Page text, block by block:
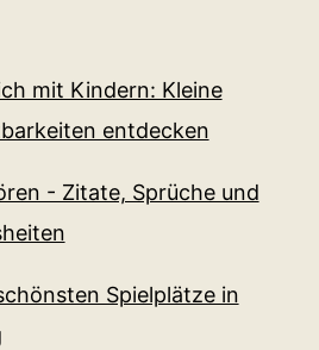
mit Kindern: Kleine
entdecken
- Zitate, Sprüche und
Spielplätze in